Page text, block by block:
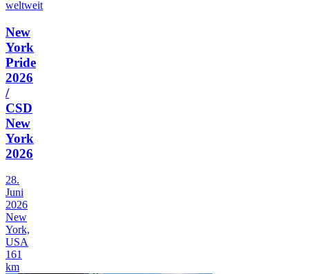
weltweit
New
York
Pride
2026
/
CSD
New
York
2026
28.
Juni
2026
New
York,
USA
161
km